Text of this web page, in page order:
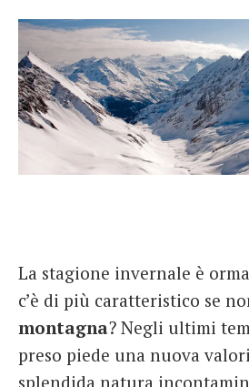
Contatti
Italiano
German
English
rassegna stampa
La stagione invernale è
c’è di più caratteristico se
montagna? Negli ultimi
preso piede una nuova
splendida natura